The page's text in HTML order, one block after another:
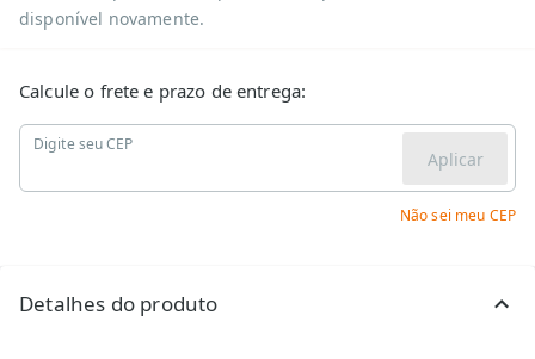
disponível novamente.
Calcule o frete e prazo de entrega:
Digite seu CEP
Aplicar
Não sei meu CEP
Detalhes do produto